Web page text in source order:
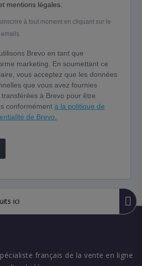
mentions légales.
à tout moment en cliquant sur le
Brevo en tant que
marketing. En soumettant ce
vous acceptez que les données
que vous avez fournies
à Brevo pour être
conformément à la politique de
de Brevo.
français de la vente en ligne